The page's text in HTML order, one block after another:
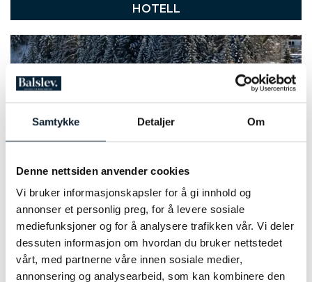
Samtykke Detaljer Om
Denne nettsiden anvender cookies
Vi bruker informasjonskapsler for å gi innhold og
annonser et personlig preg, for å levere sosiale
mediefunksjoner og for å analysere trafikken vår. Vi deler
dessuten informasjon om hvordan du bruker nettstedet
vårt, med partnerne våre innen sosiale medier,
annonsering og analysearbeid, som kan kombinere den
HOTELL
Hotel Catinaccio Rosengarten 3* - I Moena